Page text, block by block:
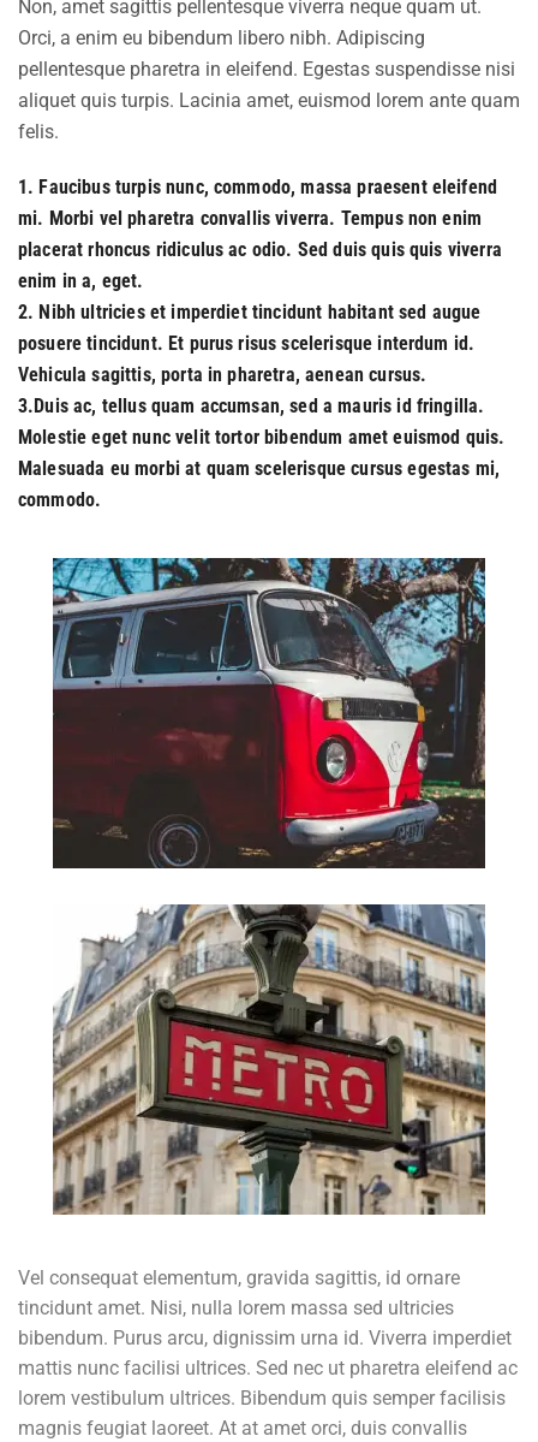
Non, amet sagittis pellentesque viverra neque quam ut.
Orci, a enim eu bibendum libero nibh. Adipiscing
pellentesque pharetra in eleifend. Egestas suspendisse nisi
aliquet quis turpis. Lacinia amet, euismod lorem ante quam
felis.
1. Faucibus turpis nunc, commodo, massa praesent eleifend
mi. Morbi vel pharetra convallis viverra. Tempus non enim
placerat rhoncus ridiculus ac odio. Sed duis quis quis viverra
enim in a, eget.
2. Nibh ultricies et imperdiet tincidunt habitant sed augue
posuere tincidunt. Et purus risus scelerisque interdum id.
Vehicula sagittis, porta in pharetra, aenean cursus.
3.Duis ac, tellus quam accumsan, sed a mauris id fringilla.
Molestie eget nunc velit tortor bibendum amet euismod quis.
Malesuada eu morbi at quam scelerisque cursus egestas mi,
commodo.
Vel consequat elementum, gravida sagittis, id ornare
tincidunt amet. Nisi, nulla lorem massa sed ultricies
bibendum. Purus arcu, dignissim urna id. Viverra imperdiet
mattis nunc facilisi ultrices. Sed nec ut pharetra eleifend ac
lorem vestibulum ultrices. Bibendum quis semper facilisis
magnis feugiat laoreet. At at amet orci, duis convallis